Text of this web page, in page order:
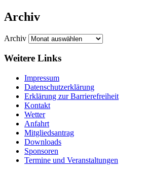
Archiv
Archiv
Weitere Links
Impressum
Datenschutzerklärung
Erklärung zur Barriere­frei­heit
Kontakt
Wetter
Anfahrt
Mitgliedsantrag
Downloads
Sponsoren
Termine und Veranstaltungen